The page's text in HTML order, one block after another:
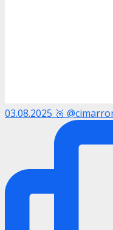
03.08.2025 🥉